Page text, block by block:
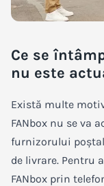
Ce se
nu este
Există multe
FANbox nu se va
furnizorului
de livrare. Pentru
FANbox prin